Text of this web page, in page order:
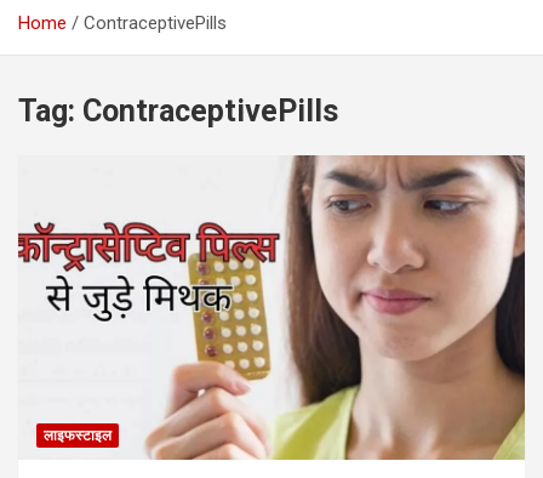
Home ContraceptivePills
Tag: ContraceptivePills
लाइफस्टाइल